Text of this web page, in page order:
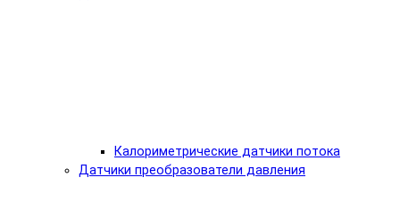
Калориметрические датчики потока
Датчики преобразователи давления